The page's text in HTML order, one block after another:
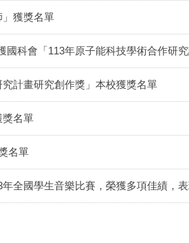
」獲獎名單
國科會「113年原子能科技學術合作研
究計畫研究創作獎」本校獲獎名單
獎名單
名單
全國學生音樂比賽，榮獲多項佳績，表